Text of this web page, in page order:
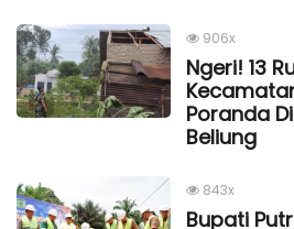
906x
Ngeri! 13
Poranda
Beliung
843x
Bupati